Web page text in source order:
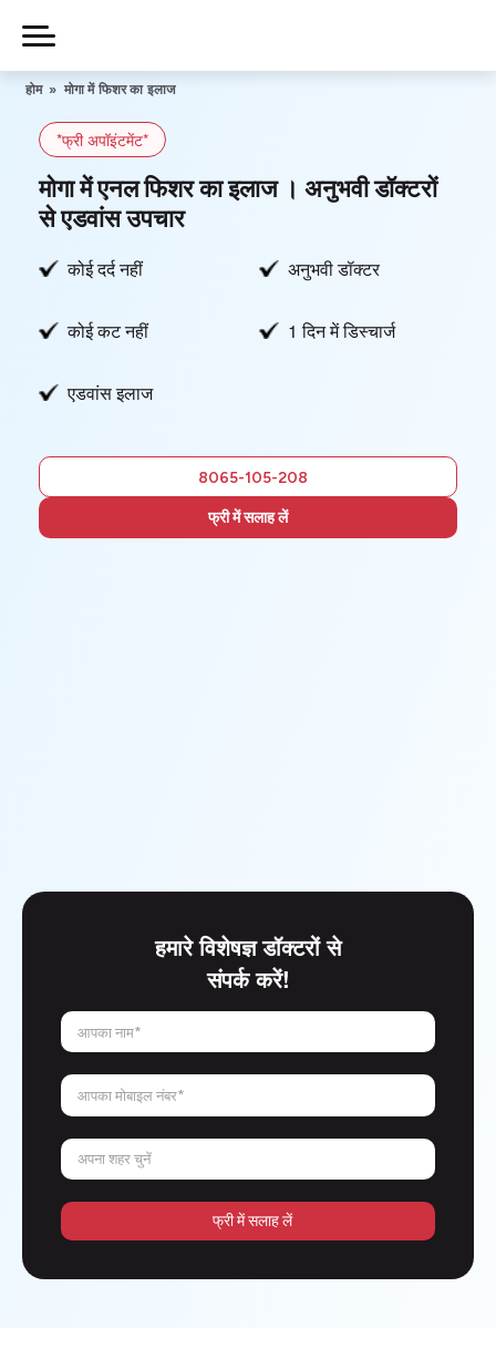
content
Piles
हमारे बारे में
हमसे संपर्क करें
फ्री में
सलाह लें
होम » मोगा में फिशर का इलाज
*फ्री अपॉइंटमेंट*
मोगा में एनल फिशर का इलाज । अनुभवी डॉक्टरों
से एडवांस उपचार
कोई दर्द नहीं अनुभवी डॉक्टर
कोई कट नहीं 1 दिन में डिस्चार्ज
एडवांस इलाज
8065-105-208
फ्री में सलाह लें
हमारे विशेषज्ञ डॉक्टरों से
संपर्क करें!
आपका नाम*
आपका मोबाइल नंबर*
अपना शहर चुनें
फ्री में सलाह लें